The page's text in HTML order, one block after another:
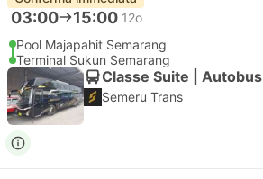
03:00 15:00 12o
Pool Majapahit Semarang
Terminal Sukun Semarang
Classe Suite | Autobus
Semeru Trans